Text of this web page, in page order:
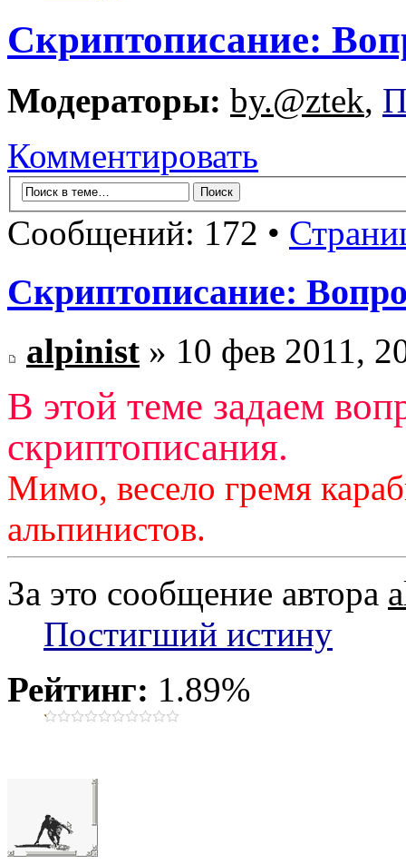
Скриптописание:
Модераторы: by.@ztek,
Комментировать
Сообщений: 172 •
Скриптописание:
alpinist » 10 фев 2011,
В этой теме задаем
скриптописания.
Мимо, весело гремя
альпинистов.
За это сообщение автора
Постигший истину
Рейтинг: 1.89%